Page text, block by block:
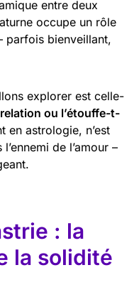
entre deux
occupe un rôle
parfois bienveillant,
explorer est celle-
ou l’étouffe-t-
en astrologie, n’est
de l’amour –
: la
la solidité